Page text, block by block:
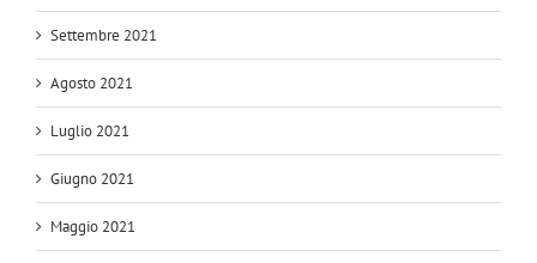
Settembre 2021
Agosto 2021
Luglio 2021
Giugno 2021
Maggio 2021